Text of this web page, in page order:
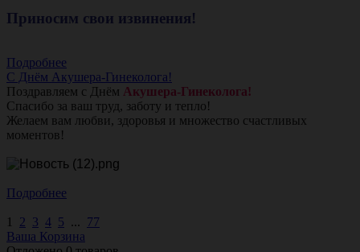
Приносим свои извинения!
Подробнее
С Днём Акушера-Гинеколога!
Поздравляем с Днём Акушера-Гинеколога!
Спасибо за ваш труд, заботу и тепло!
Желаем вам любви, здоровья и множество счастливых
моментов!
Подробнее
1 2 3 4 5 ... 77
Ваша Корзина